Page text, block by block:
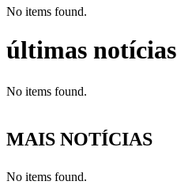
No items found.
últimas notícias
No items found.
MAIS NOTÍCIAS
No items found.